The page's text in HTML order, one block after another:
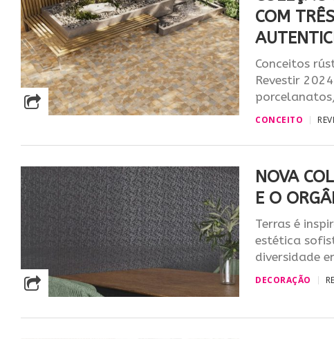
COM
Conceitos
Revestir
CONCEITO
NOVA
E O
Terras é
estética
diversidade
DECORAÇÃO